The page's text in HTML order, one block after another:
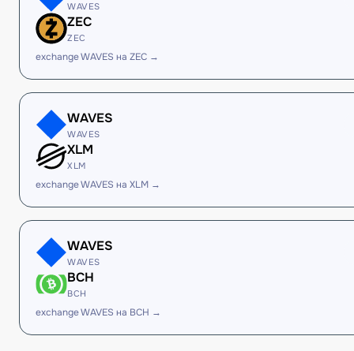
WAVES
ZEC
ZEC
exchange WAVES на ZEC →
WAVES
WAVES
XLM
XLM
exchange WAVES на XLM →
WAVES
WAVES
BCH
BCH
exchange WAVES на BCH →